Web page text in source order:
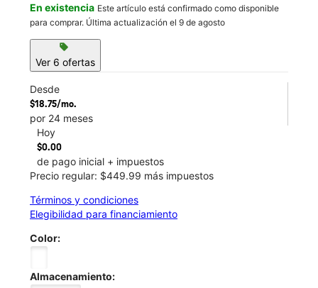
En existencia Este artículo está confirmado como disponible
para comprar. Última actualización el 9 de agosto
sell
Ver 6 ofertas
Desde
$18.75/mo.
por 24 meses
Hoy
$0.00
de pago inicial + impuestos
Precio regular: $449.99 más impuestos
Términos y condiciones
Elegibilidad para financiamiento
Color:
Almacenamiento: